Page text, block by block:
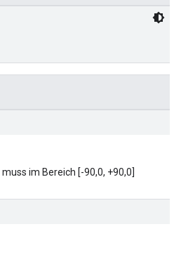
im Bereich [-90,0, +90,0]